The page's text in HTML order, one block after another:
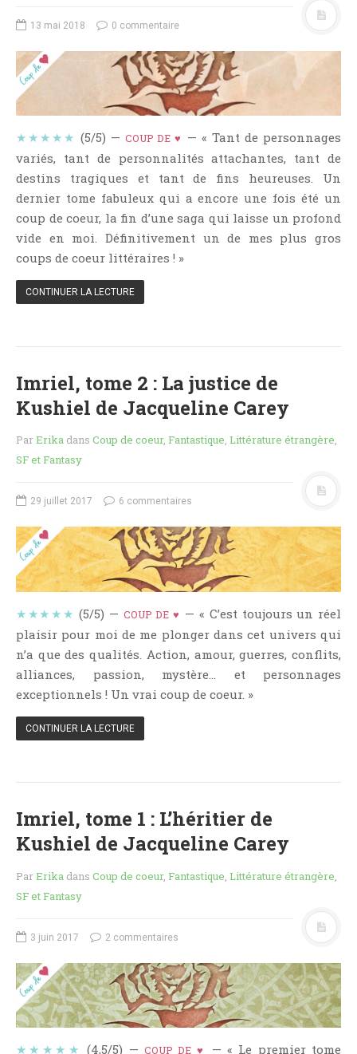
LES TAGS
QUI SOMMES-NOUS ?
LIENS
CONTACT
CATÉGORIES
Amitié
Articles De Nadège
Bibliothèque De A À Z
Bilan
Biographie Et Autobiographie
Biographie Fictionnelle
C'est Lundi, Que Lisez-Vous ?
Chick-Lit
Classique
Comédie
Conte
Contemporain
Coup De Coeur
Critiques Express
Dark Erotica
Epistolaire
Erotique
Fantastique
Fraternité
Histoire De Vie
Historique
Horreur
13 mai 2018 0 commentaire
★★★★★ (5/5) — COUP DE ♥
— « Tant de personnages
variés, tant de personnalités attachantes, tant de
destins tragiques et tant de fins heureuses. Un
dernier tome fabuleux qui a encore une fois été un
coup de coeur, la fin d’une saga qui laisse un profond
vide en moi. Définitivement un de mes plus gros
coups de coeur littéraires ! »
CONTINUER LA LECTURE
Imriel, tome 2 : La justice de
Kushiel de Jacqueline Carey
ParErika dans Coup de coeur, Fantastique, Littérature étrangère,
SF et Fantasy
29 juillet 2017 6 commentaires
★★★★★ (5/5) — COUP DE ♥ — « C’est toujours un réel
plaisir pour moi de me plonger dans cet univers qui
n’a que des qualités. Action, amour, guerres, conflits,
alliances, passion, mystère… et personnages
exceptionnels ! Un vrai coup de coeur. »
CONTINUER LA LECTURE
Imriel, tome 1 : L’héritier de
Kushiel de Jacqueline Carey
ParErika dans Coup de coeur, Fantastique, Littérature étrangère,
SF et Fantasy
3 juin 2017 2 commentaires
★★★★★ (4,5/5) — COUP DE ♥ — « Le premier tome